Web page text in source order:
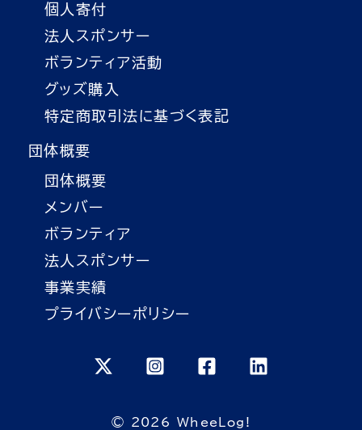
個人寄付
法人スポンサー
ボランティア活動
グッズ購入
特定商取引法に基づく表記
団体概要
団体概要
メンバー
ボランティア
法人スポンサー
事業実績
プライバシーポリシー
© 2026 WheeLog!